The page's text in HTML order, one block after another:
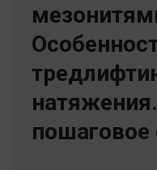
пошаговое